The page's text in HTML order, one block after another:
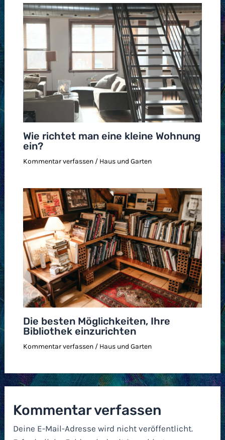
Wie richtet man eine kleine Wohnung
ein?
Kommentar verfassen / Haus und Garten
Die besten Möglichkeiten, Ihre
Bibliothek einzurichten
Kommentar verfassen / Haus und Garten
Kommentar verfassen
Deine E-Mail-Adresse wird nicht veröffentlicht.